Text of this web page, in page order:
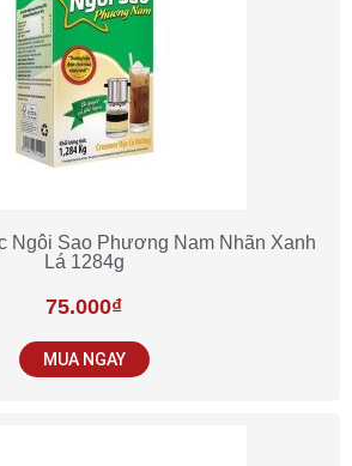
Ngôi Sao Phương Nam Nhãn Xanh
Lá 1284g
75.000₫
MUA NGAY